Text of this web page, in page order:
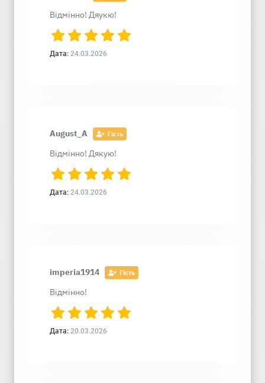
Відмінно! Дяукю!
Дата: 24.03.2026
August_A Гість
Відмінно! Дякую!
Дата: 24.03.2026
imperia1914 Гість
Відмінно!
Дата: 20.03.2026